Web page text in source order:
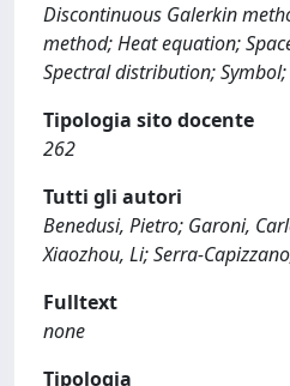
Discontinuous Galerkin
method; Heat equation;
Spectral distribution; Symbol;
Tipologia sito docente
262
Tutti gli autori
Benedusi, Pietro; Garoni,
Xiaozhou, Li; Serra-
Fulltext
none
Tipologia